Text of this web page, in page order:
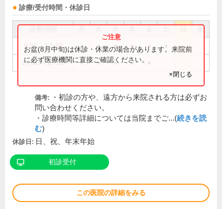
診療/受付時間・休診日
祝
9:00～12:30 ● ● ● ● ●
14:00～17:30 ● ● ● ●
お盆(8月中旬)は休診・休業の場合があります。来院前
に必ず医療機関に直接ご確認ください。
×閉じる
備考:
・初診の方や、遠方から来院される方は必ずお
問い合わせください。
・診療時間等詳細については当院までご...(続きを読
む)
休診日: 日、祝、年末年始
初診受付
この医院の詳細をみる